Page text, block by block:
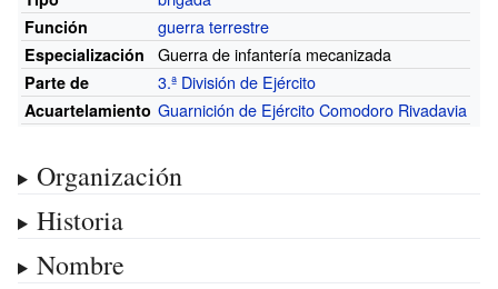
Función guerra terrestre
Especialización Guerra de infantería mecanizada
Parte de 3.ª División de Ejército
Acuartelamiento Guarnición de Ejército Comodoro Rivadavia
Organización
Historia
Nombre